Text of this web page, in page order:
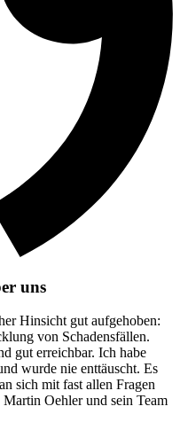
uns
Hinsicht gut aufgehoben:
von Schadensfällen.
gut erreichbar. Ich habe
wurde nie enttäuscht. Es
sich mit fast allen Fragen
Oehler und sein Team